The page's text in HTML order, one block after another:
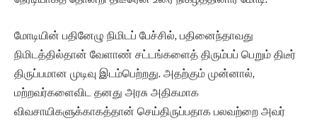
மோடியின் பதினேழு நிமிடப் பேச்சில், பதினைந்தாவது
நிமிடத்தில்தான் வேளாண் சட்டங்களைத் திரும்பப் பெறும் திடீர்
திருப்பமான முடிவு இடம்பெற்றது. அதற்கும் முன்னால்,
மற்றவர்களைவிட தனது அரசு அதிகமாக
விவசாயிகளுக்காகத்தான் செய்திருப்பதாக பலவற்றை அவர்